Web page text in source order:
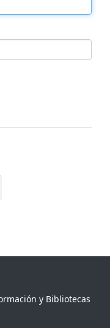
y Bibliotecas